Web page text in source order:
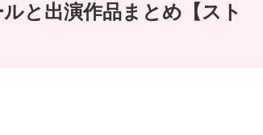
と出演作品まとめ【スト